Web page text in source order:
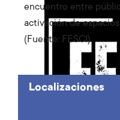
encuentro entre
activación de
(Fuente: FESCI)
Localizaciones